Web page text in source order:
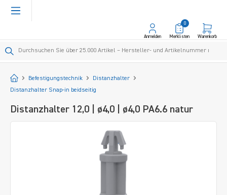
springen
Anmelden Merklisten
0
Warenkorb
Startseite
Befestigungstechnik
Distanzhalter
Distanzhalter Snap-in beidseitig
Distanzhalter 12,0 | ø4,0 | ø4,0 PA6.6 natur